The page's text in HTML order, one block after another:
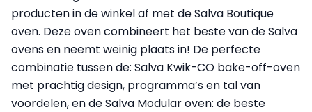
producten in de winkel af met de Salva Boutique
oven. Deze oven combineert het beste van de Salva
ovens en neemt weinig plaats in! De perfecte
combinatie tussen de: Salva Kwik-CO bake-off-oven
met prachtig design, programma’s en tal van
voordelen, en de Salva Modular oven: de beste